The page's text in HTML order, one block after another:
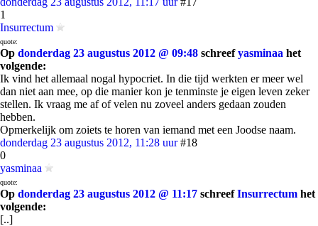
1
Insurrectum
quote:
Op donderdag 23 augustus 2012 @ 09:48 schreefyasminaa het
volgende:
Ik vind het allemaal nogal hypocriet. In die tijd werkten er meer wel
dan niet aan mee, op die manier kon je tenminste je eigen leven zeker
stellen. Ik vraag me af of velen nu zoveel anders gedaan zouden
hebben.
Opmerkelijk om zoiets te horen van iemand met een Joodse naam.
donderdag 23 augustus 2012, 11:28 uur #18
0
yasminaa
quote:
Op donderdag 23 augustus 2012 @ 11:17 schreefInsurrectum het
volgende:
[..]